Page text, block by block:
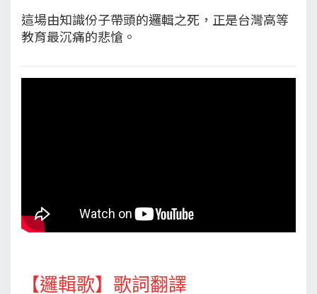
這場由知識份子帶頭的邏輯之死，正是台灣高等
教育最沉痛的悲愴。
【邏輯歌】歌詞翻譯